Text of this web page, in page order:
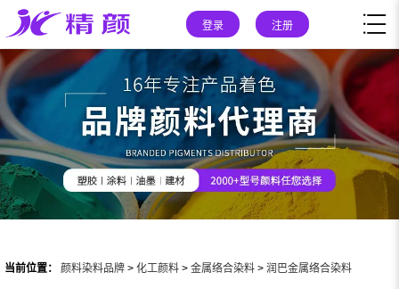
登录 注册
当前位置： 颜料染料品牌 > 化工颜料 > 金属络合染料 > 润巴金属络合染料